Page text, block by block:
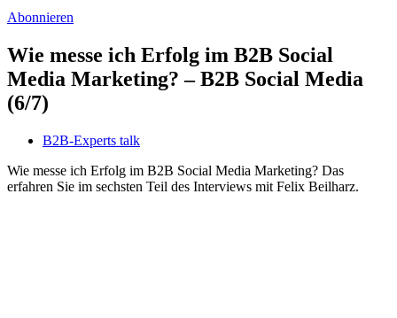
Abonnieren
Wie messe ich Erfolg im B2B Social
Media Marketing? – B2B Social Media
(6/7)
B2B-Experts talk
Wie messe ich Erfolg im B2B Social Media Marketing? Das
erfahren Sie im sechsten Teil des Interviews mit Felix Beilharz.